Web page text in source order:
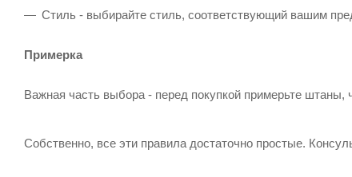
Стиль - выбирайте стиль, соответствующий вашим
Примерка
Важная часть выбора - перед покупкой примерьте штаны,
Собственно, все эти правила достаточно простые.